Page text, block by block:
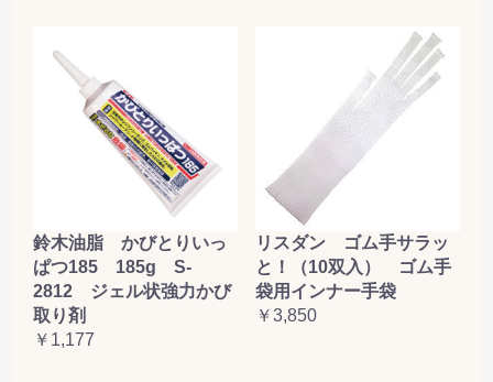
鈴木油脂 かびとりいっ
ぱつ185 185g S-
2812 ジェル状強力かび
取り剤
￥1,177
リスダン ゴム手サラッ
と！（10双入） ゴム手
袋用インナー手袋
￥3,850